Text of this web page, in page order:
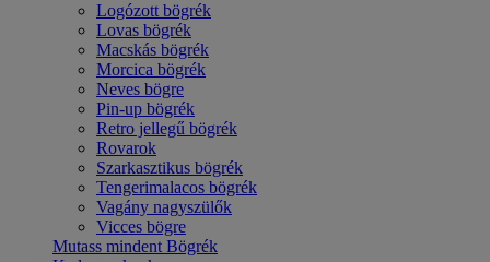
Logózott bögrék
Lovas bögrék
Macskás bögrék
Morcica bögrék
Neves bögre
Pin-up bögrék
Retro jellegű bögrék
Rovarok
Szarkasztikus bögrék
Tengerimalacos bögrék
Vagány nagyszülők
Vicces bögre
Mutass mindent Bögrék